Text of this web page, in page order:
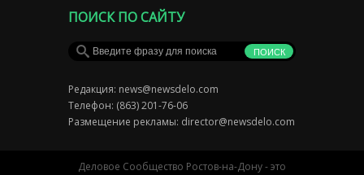
ПОИСК ПО САЙТУ
Редакция: news@newsdelo.com
Телефон: (863) 201-76-06
Размещение рекламы: director@newsdelo.com
Деловое Сообщество Ростов-на-Дону - это